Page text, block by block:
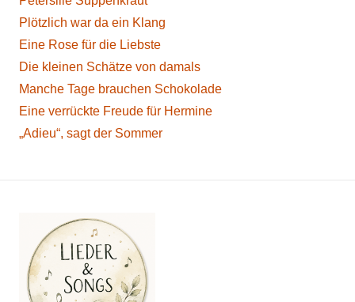
Plötzlich war da ein Klang
Eine Rose für die Liebste
Die kleinen Schätze von damals
Manche Tage brauchen Schokolade
Eine verrückte Freude für Hermine
„Adieu“, sagt der Sommer